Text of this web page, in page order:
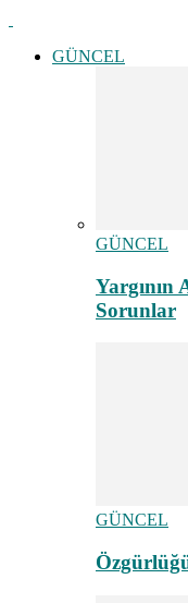
GÜNCEL
GÜNCEL
Yargının
Sorunlar
GÜNCEL